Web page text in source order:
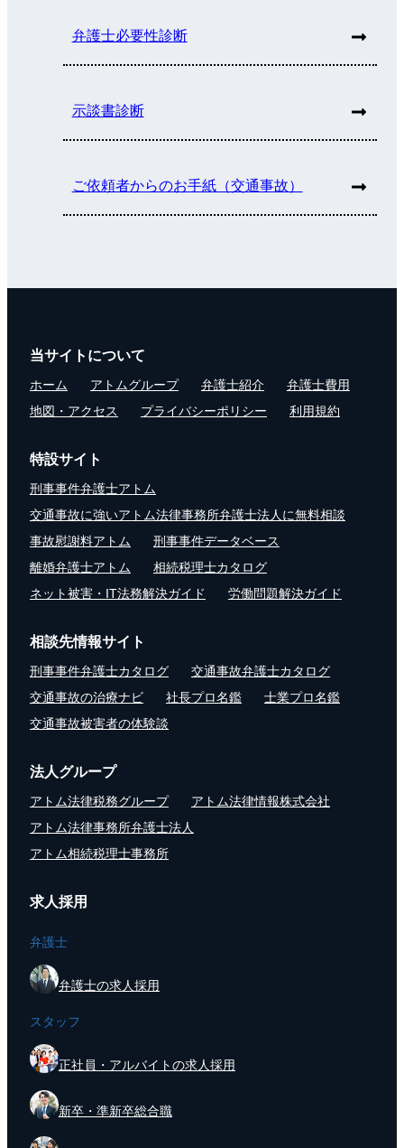
弁護士必要性診断
示談書診断
ご依頼者からのお手紙（交通事故）
当サイトについて
ホーム アトムグループ 弁護士紹介
弁護士費用
地図・アクセス
プライバシーポリシー 利用規約
特設サイト
刑事事件弁護士アトム
交通事故に強いアトム法律事務所弁護士法人に無料相談
事故慰謝料アトム
刑事事件データベース
離婚弁護士アトム
相続税理士カタログ
ネット被害・IT法務解決ガイド
労働問題解決ガイド
相談先情報サイト
刑事事件弁護士カタログ
交通事故弁護士カタログ
交通事故の治療ナビ
社長プロ名鑑
士業プロ名鑑
交通事故被害者の体験談
法人グループ
アトム法律税務グループ
アトム法律情報株式会社
アトム法律事務所弁護士法人
アトム相続税理士事務所
求人採用
弁護士
弁護士の求人採用
スタッフ
正社員・アルバイトの求人採用
新卒・準新卒総合職